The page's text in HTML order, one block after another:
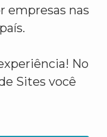
empresas nas
No
Sites você